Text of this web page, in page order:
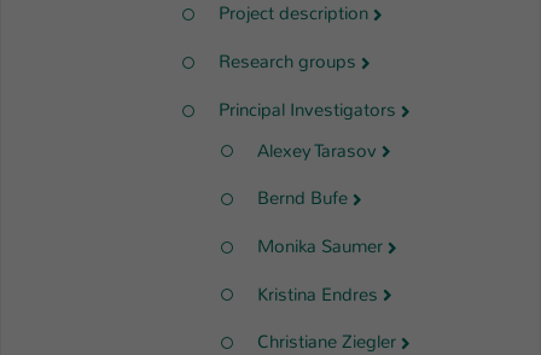
Project description
Research groups
Principal Investigators
Alexey Tarasov
Bernd Bufe
Monika Saumer
Kristina Endres
Christiane Ziegler